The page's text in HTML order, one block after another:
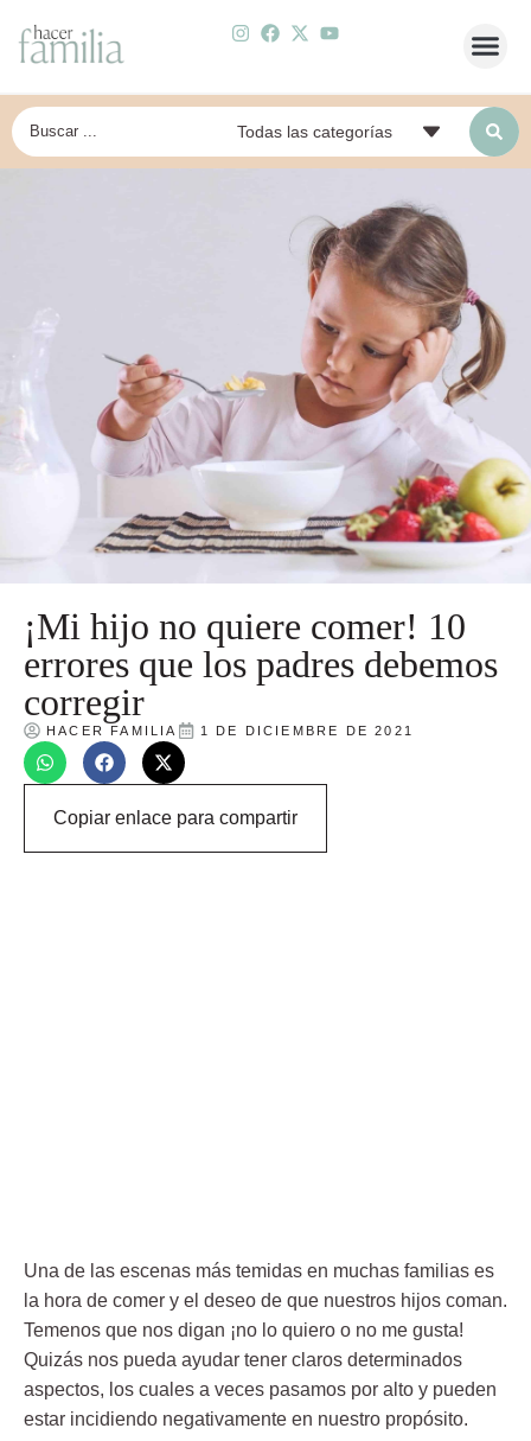
¡Mi hijo no quiere comer! 10
errores que los padres debemos
corregir
HACER FAMILIA 1 DE DICIEMBRE DE 2021
Copiar enlace para compartir
Una de las escenas más temidas en muchas familias es
la hora de comer y el deseo de que nuestros hijos coman.
Temenos que nos digan ¡no lo quiero o no me gusta!
Quizás nos pueda ayudar tener claros determinados
aspectos, los cuales a veces pasamos por alto y pueden
estar incidiendo negativamente en nuestro propósito.